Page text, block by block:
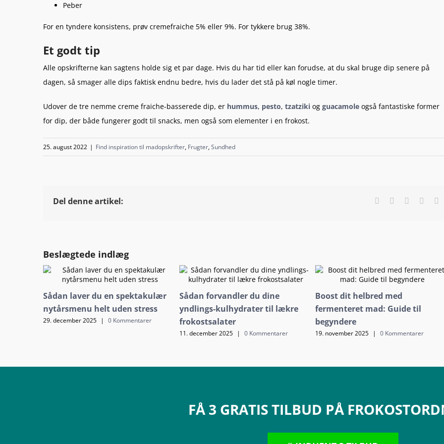
Peber
For en tyndere konsistens, prøv cremefraiche 5% eller 9%. For tykkere brug 38%.
Et godt tip
Alle opskrifterne kan sagtens holde sig et par dage. Hvis du har tid eller kan forudse, at du skal bruge dip senere på
dagen, så smager alle dips faktisk endnu bedre, hvis du lader det stå på køl nogle timer.
Udover de tre nemme creme fraiche-basserede dip, er hummus, pesto, tzatziki og guacamole også fantastiske former
for dip, der både fungerer godt til snacks, men også som elementer i en frokost.
25. august 2022 | Find inspiration til madopskrifter, Frugter,Sundhed
Del denne artikel: Facebook LinkedIn
Beslægtede indlæg
Sådan laver du en spektakulær
nytårsmenu helt uden stress
29. december 2025 | 0 Kommentarer
Sådan forvandler du dine
yndlings-kulhydrater til lækre
frokostsalater
11. december 2025 | 0 Kommentarer
Boost dit helbred med
fermenteret mad: Guide til
begyndere
19. november 2025 | 0 Kommentarer
FÅ 3 GRATIS TILBUD PÅ